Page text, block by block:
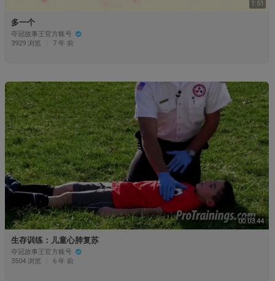
1:51
多一个
夺冠故事王官方账号
3929 浏览
7 年 前
00:03:44
生存训练：儿童心肺复苏
夺冠故事王官方账号
3504 浏览
6 年 前